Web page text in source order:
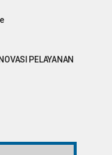
PELAYANAN